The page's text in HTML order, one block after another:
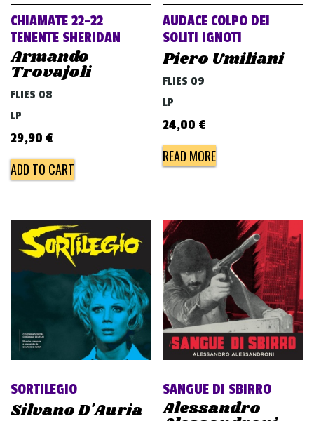
CHIAMATE 22-22
TENENTE SHERIDAN
Armando
Trovajoli
FLIES 08
LP
29,90 €
ADD TO CART
AUDACE COLPO DEI
SOLITI IGNOTI
Piero Umiliani
FLIES 09
LP
24,00 €
READ MORE
SORTILEGIO
Silvano D'Auria
SANGUE DI SBIRRO
Alessandro